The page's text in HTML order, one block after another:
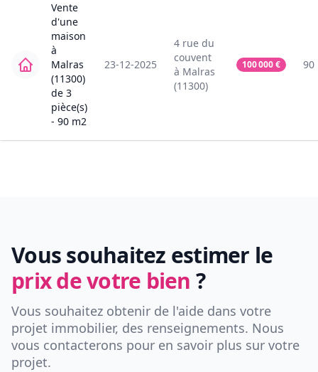
Vente
d'une
maison
à
Malras
(11300)
de 3
pièce(s)
- 90 m2
23-12-2025
4 rue du
couvent
à Malras
(11300)
100 000€ 90
Vous souhaitez estimer le
prix de votre bien ?
Vous souhaitez obtenir de l'aide dans votre
projet immobilier, des renseignements. Nous
vous contacterons pour en savoir plus sur votre
projet.